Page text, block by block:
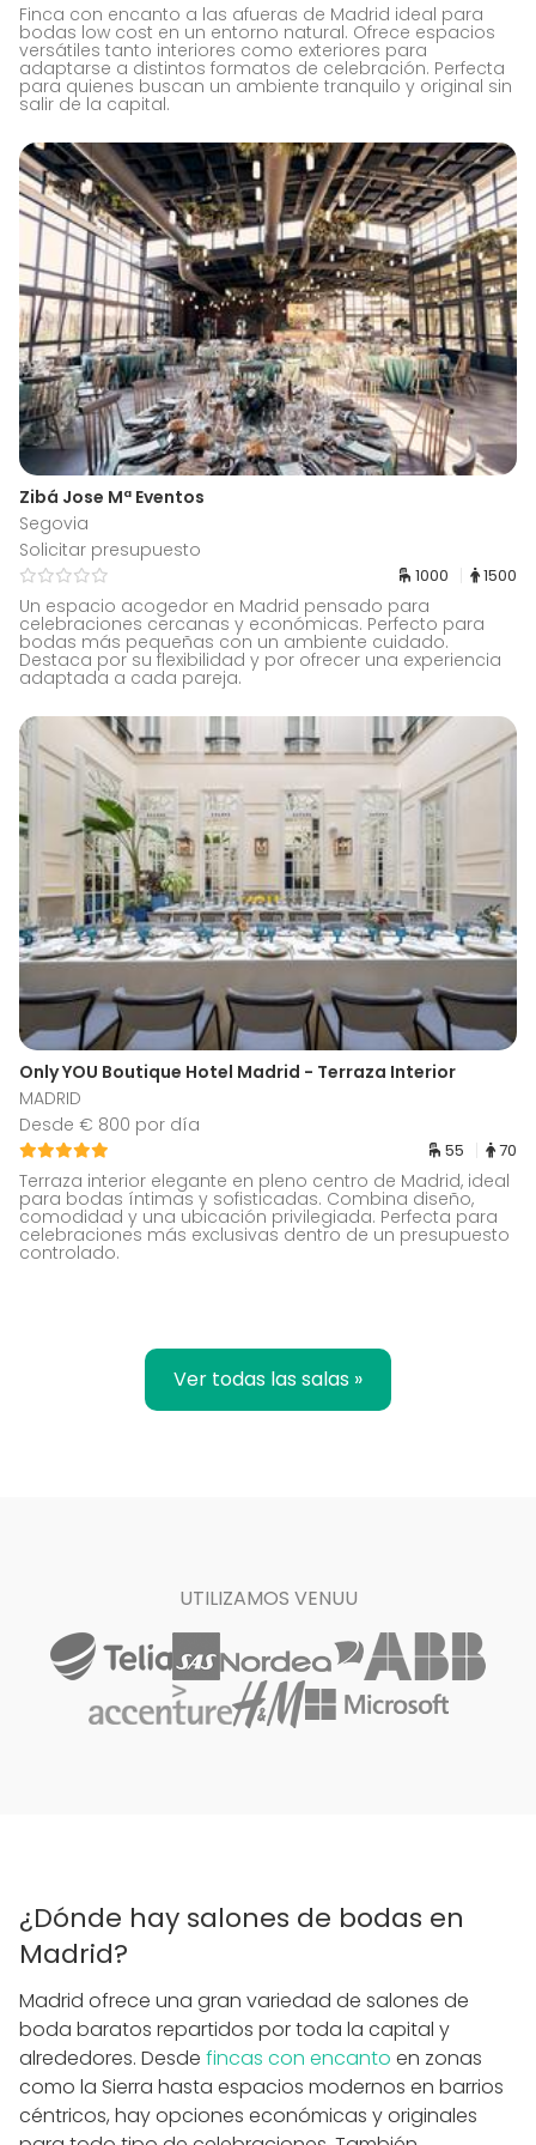
Finca con encanto a las afueras de Madrid ideal para
bodas low cost en un entorno natural. Ofrece espacios
versátiles tanto interiores como exteriores para
adaptarse a distintos formatos de celebración. Perfecta
para quienes buscan un ambiente tranquilo y original sin
salir de la capital.
Zibá Jose Mª Eventos
Segovia
Solicitar presupuesto
1000 1500
Un espacio acogedor en Madrid pensado para
celebraciones cercanas y económicas. Perfecto para
bodas más pequeñas con un ambiente cuidado.
Destaca por su flexibilidad y por ofrecer una experiencia
adaptada a cada pareja.
Only YOU Boutique Hotel Madrid - Terraza Interior
MADRID
Desde € 800 por día
55 70
Terraza interior elegante en pleno centro de Madrid, ideal
para bodas íntimas y sofisticadas. Combina diseño,
comodidad y una ubicación privilegiada. Perfecta para
celebraciones más exclusivas dentro de un presupuesto
controlado.
Ver todas las salas »
UTILIZAMOS VENUU
¿Dónde hay salones de bodas en
Madrid?
Madrid ofrece una gran variedad de salones de
boda baratos repartidos por toda la capital y
alrededores. Desde fincas con encanto en zonas
como la Sierra hasta espacios modernos en barrios
céntricos, hay opciones económicas y originales